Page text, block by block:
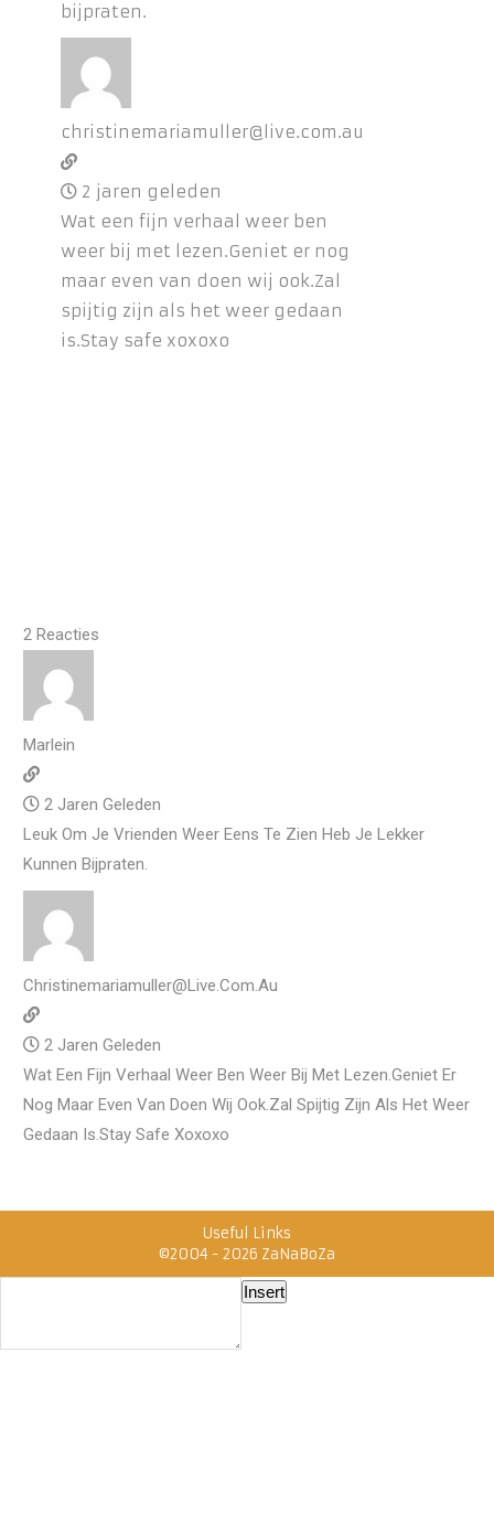
bijpraten.
christinemariamuller@live.com.au
2 jaren geleden
Wat een fijn verhaal weer ben
weer bij met lezen.Geniet er nog
maar even van doen wij ook.Zal
spijtig zijn als het weer gedaan
is.Stay safe xoxoxo
2 Reacties
Marlein
2 Jaren Geleden
Leuk Om Je Vrienden Weer Eens Te Zien Heb Je Lekker
Kunnen Bijpraten.
Christinemariamuller@live.com.au
2 Jaren Geleden
Wat Een Fijn Verhaal Weer Ben Weer Bij Met Lezen.Geniet Er
Nog Maar Even Van Doen Wij Ook.Zal Spijtig Zijn Als Het Weer
Gedaan Is.Stay Safe Xoxoxo
Useful Links
©2004 - 2026 ZaNaBoZa
Insert